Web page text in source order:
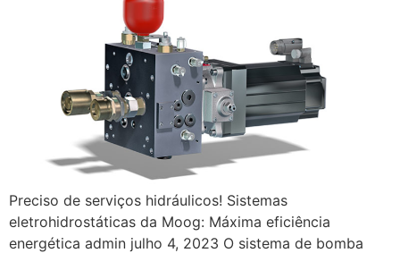
Preciso de serviços hidráulicos! Sistemas
eletrohidrostáticas da Moog: Máxima eficiência
energética admin julho 4, 2023 O sistema de bomba